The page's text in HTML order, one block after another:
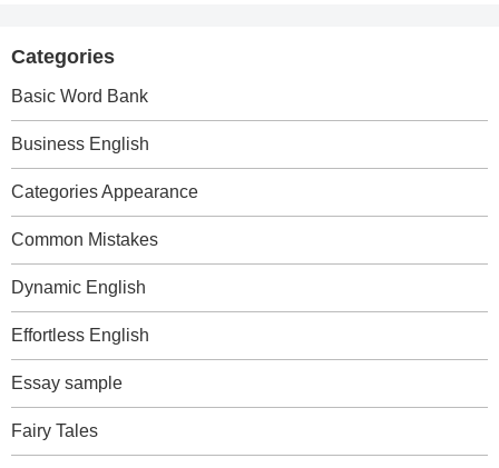
Categories
Basic Word Bank
Business English
Categories Appearance
Common Mistakes
Dynamic English
Effortless English
Essay sample
Fairy Tales